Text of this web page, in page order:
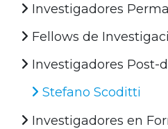
Investigadores
Fellows de
Investigadores Post-
Stefano Scoditti
Investigadores en